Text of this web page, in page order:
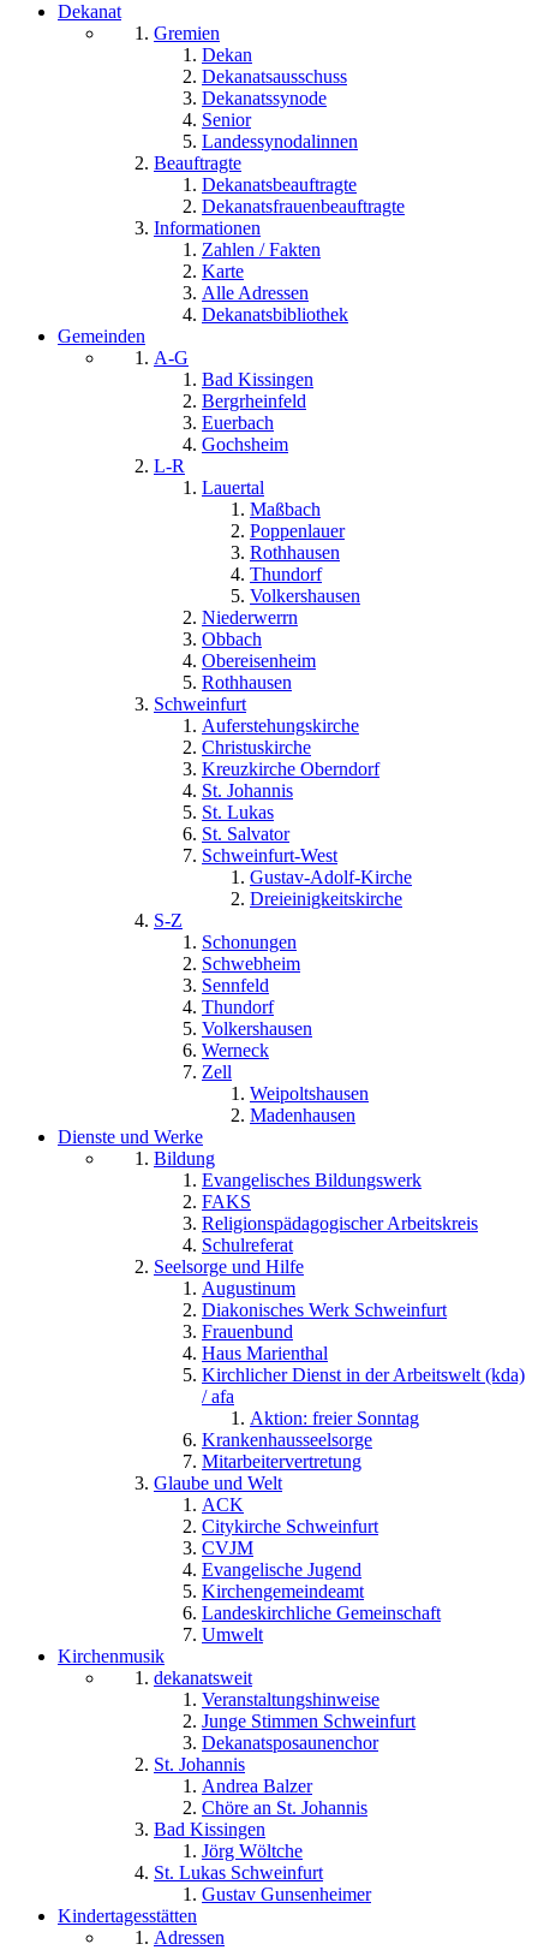
Dekanat
Gremien
Dekan
Dekanatsausschuss
Dekanatssynode
Senior
Landessynodalinnen
Beauftragte
Dekanatsbeauftragte
Dekanatsfrauenbeauftragte
Informationen
Zahlen / Fakten
Karte
Alle Adressen
Dekanatsbibliothek
Gemeinden
A-G
Bad Kissingen
Bergrheinfeld
Euerbach
Gochsheim
L-R
Lauertal
Maßbach
Poppenlauer
Rothhausen
Thundorf
Volkershausen
Niederwerrn
Obbach
Obereisenheim
Rothhausen
Schweinfurt
Auferstehungskirche
Christuskirche
Kreuzkirche Oberndorf
St. Johannis
St. Lukas
St. Salvator
Schweinfurt-West
Gustav-Adolf-Kirche
Dreieinigkeitskirche
S-Z
Schonungen
Schwebheim
Sennfeld
Thundorf
Volkershausen
Werneck
Zell
Weipoltshausen
Madenhausen
Dienste und Werke
Bildung
Evangelisches Bildungswerk
FAKS
Religionspädagogischer Arbeitskreis
Schulreferat
Seelsorge und Hilfe
Augustinum
Diakonisches Werk Schweinfurt
Frauenbund
Haus Marienthal
Kirchlicher Dienst in der Arbeitswelt (kda)
/ afa
Aktion: freier Sonntag
Krankenhausseelsorge
Mitarbeitervertretung
Glaube und Welt
ACK
Citykirche Schweinfurt
CVJM
Evangelische Jugend
Kirchengemeindeamt
Landeskirchliche Gemeinschaft
Umwelt
Kirchenmusik
dekanatsweit
Veranstaltungshinweise
Junge Stimmen Schweinfurt
Dekanatsposaunenchor
St. Johannis
Andrea Balzer
Chöre an St. Johannis
Bad Kissingen
Jörg Wöltche
St. Lukas Schweinfurt
Gustav Gunsenheimer
Kindertagesstätten
Adressen